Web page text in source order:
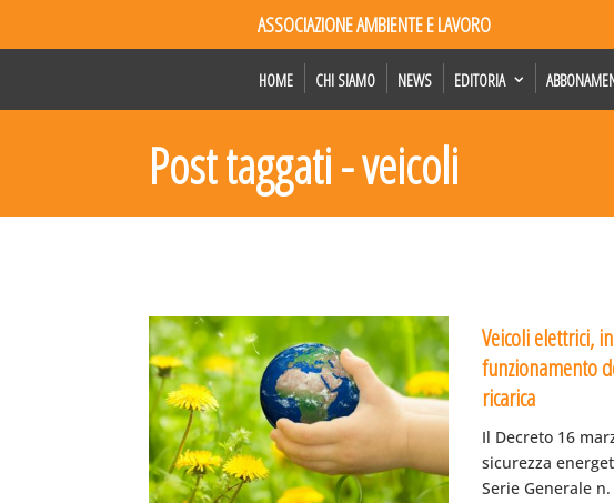
ASSOCIAZIONE AMBIENTE E LAVORO
HOME CHI SIAMO NEWS EDITORIA
Post taggati - veicoli
Veicoli elettrici,
funzionamento
ricarica
Il Decreto 16
sicurezza
Serie Generale